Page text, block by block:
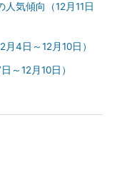
気傾向（12月11日
4日～12月10日）
～12月10日）